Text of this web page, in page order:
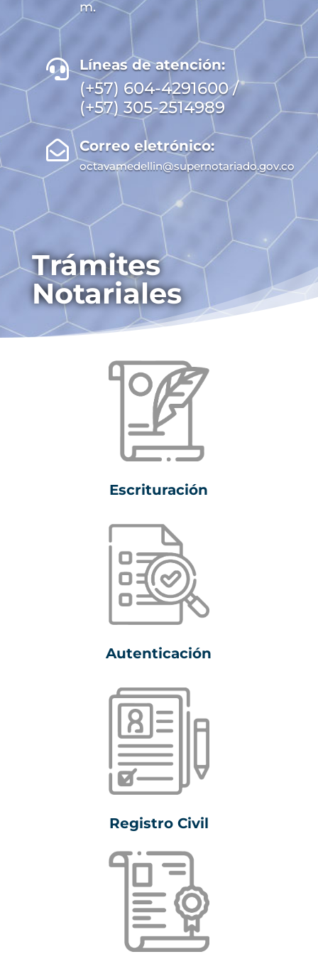
m.
 Líneas de atención:
(+57) 604-4291600 /
(+57) 305-2514989
 Correo eletrónico:
octavamedellin@supernotariado.gov.co
Trámites
Notariales
Escrituración
Autenticación
Registro Civil